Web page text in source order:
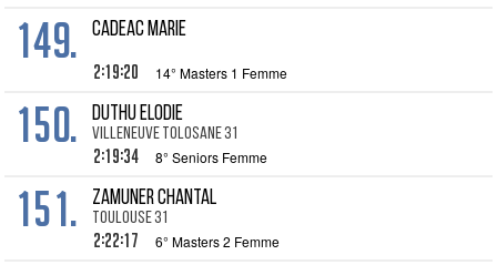
149. CADEAC Marie
2:19:20 14° Masters 1 Femme
150. DUTHU Elodie
Villeneuve Tolosane 31
2:19:34 8° Seniors Femme
151. ZAMUNER Chantal
Toulouse 31
2:22:17 6° Masters 2 Femme